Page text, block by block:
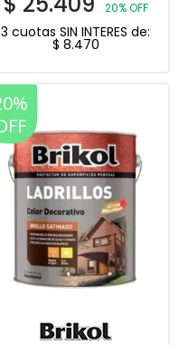
20% OFF
3 cuotas SIN INTERES de:
$ 8.470